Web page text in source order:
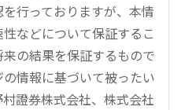
行っておりますが、本情
などについて保証するこ
の結果を保証するもので
情報に基づいて被ったい
證券株式会社、株式会社